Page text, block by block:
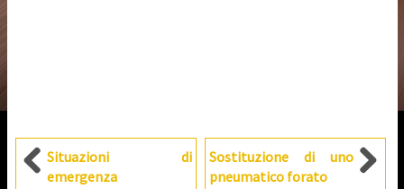
Situazioni di
emergenza
Sostituzione di uno
pneumatico forato